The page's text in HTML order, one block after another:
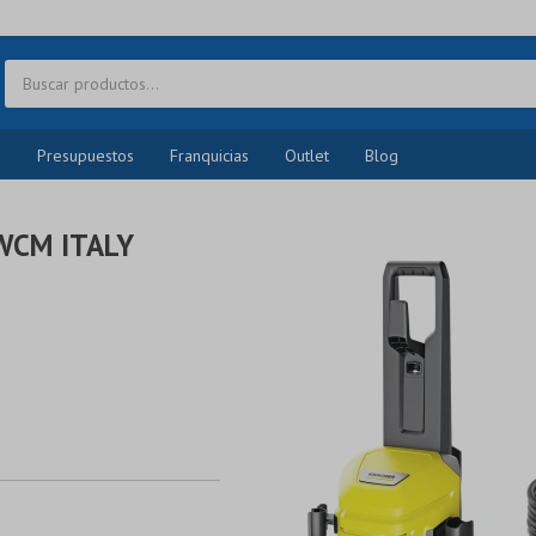
Presupuestos Franquicias Outlet Blog
ITALY